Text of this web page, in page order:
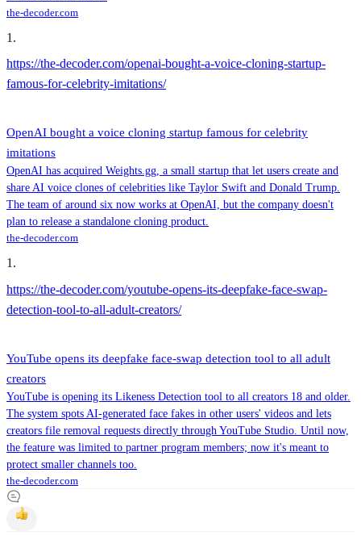
the-decoder.com
1 .
https://the-decoder.com/openai-bought-a-voice-cloning-startup-
famous-for-celebrity-imitations/
OpenAI bought a voice cloning startup famous for celebrity
imitations
OpenAI has acquired Weights.gg, a small startup that let users create and
share AI voice clones of celebrities like Taylor Swift and Donald Trump.
The team of around six now works at OpenAI, but the company doesn't
plan to release a standalone cloning product.
the-decoder.com
1 .
https://the-decoder.com/youtube-opens-its-deepfake-face-swap-
detection-tool-to-all-adult-creators/
YouTube opens its deepfake face-swap detection tool to all adult
creators
YouTube is opening its Likeness Detection tool to all creators 18 and older.
The system spots AI-generated face fakes in other users' videos and lets
creators file removal requests directly through YouTube Studio. Until now,
the feature was limited to partner program members; now it's meant to
protect smaller channels too.
the-decoder.com